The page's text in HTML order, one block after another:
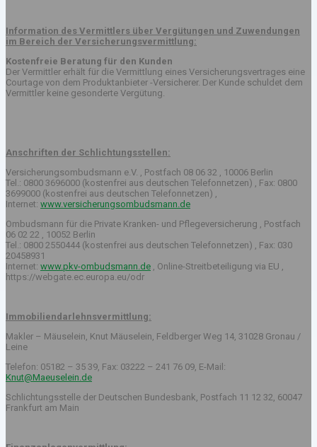
Information des Vermittlers über Vergütungen und Zuwendungen
im Bereich der Versicherungsvermittlung:
Kostenfreie Beratung für den Kunden
Der Vermittler erhält für die Vermittlung eines Versicherungsvertrages eine
Courtage von dem Produktanbieter -Versicherer. Der Kunde schuldet dem
Vermittler keine gesonderte Vergütung.
Anschriften der Schlichtungsstellen:
Versicherungsombudsmann e.V. , Postfach 08 06 32 , 10006 Berlin
Tel.: 0800 3696000 (kostenfrei aus deutschen Telefonnetzen) , Fax: 0800
3699000 (kostenfrei aus deutschen Telefonnetzen) ,
Internet: www.versicherungsombudsmann.de
Ombudsmann für die Private Kranken- und Pflegeversicherung , Postfach
06 02 22 , 10052 Berlin
Tel.: 0800 2550444 (kostenfrei aus deutschen Telefonnetzen) , Fax: 030
20458931
Internet: www.pkv-ombudsmann.de , Online-Streitbeteiligung via EU ,
https://webgate.ec.europa.eu/odr
Immobiliendarlehnsvermittlung:
Makler – Mäuselein, Knut Mäuselein, Feldberger Weg 14, 31028 Gronau /
Leine
Telefon: 05182 – 35 39, Fax: 03222 – 241 76 09, E-Mail:
Knut@Maeuselein.de
Schlichtungsstelle der Deutschen Bundesbank, Postfach 11 12 32, 60047
Frankfurt am Main